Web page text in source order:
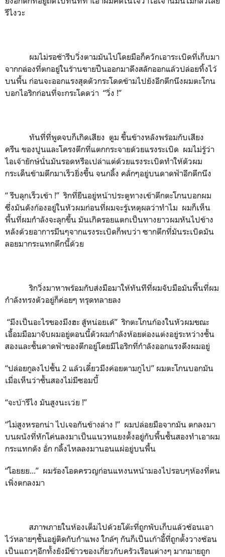
รึไงวะ
ผมไม่รอช้ารีบวิ่งตามมันไปโดยมือก็ควักเอาระเบิดที่เก็บมา
จากกล่องที่ตกอยู่ในร้านขายปืนออกมาดึงสลักออกแล้วปล่อยทิ้งไว้
บนพื้น ก่อนจะออกแรงสุดตัวกระโดดข้ามไปยังอีกตึกนึงผมตะโกน
บอกไอริกก่อนที่จะกระโดดว่า “วิ่ง !”
ทันที่ที่พูดจบก็เกิดเสียง ตูม ขึ้นข้างหลังพร้อมกับเสียง
ครืน ของปูนและโครงตึกที่แตกกระจายด้วยแรงระเบิด ผมไม่รู้ว่า
ไอเจ้ายักษ์นั่นมันรอดหรือเปล่าแต่ด้วยแรงระเบิดทำให้ตัวผม
กระเด็นข้ามตึกมาเร็วยิ่งขึ้น จนกลิ้ง คลั่กๆอยู่บนดาดฟ้าอีกตึกนึง
“ รีบลุกเร็วเข้า !” ริกที่ยืนอยู่หน้าประตูทางเข้าตึกตะโกนบอกผม
ซึ่งมันดังก้องอยู่ในหัวผมก่อนที่ผมจะรู้เหตุผลว่าทำไม ผมก็เห็น
พื้นที่ผมกำลังจะลุกขึ้น มันเกิดรอยแตกเป็นทางยาวผมหันไปข้าง
หลังด้วยอาการมึนๆจากแรงระเบิดก็พบว่า ซากตึกที่มันระเบิดมัน
ลอยมากระแทกตึกนี้ด้วย
ริกวิ่งมาหาพร้อมกับส่งมือมาให้ทันทีที่ผมจับมือมันพื้นที่ผม
กำลังทรงตัวอยู่ก็ค่อยๆ ทรุดทลายลง
“มึงเป็นอะไรของมึงฮะ สู้หน่อยเด้” ริกตะโกนก้องในหัวผมขณะ
เอื้อมมือมาจับผมอยู่ตอนนี้ตัวผมกำลังห้อยต่องแต่งอยู่ระหว่างชั้น
สองและชั้นดาดฟ้าของตึกอยู่โดยมีไอริกที่กำลังออกแรงดึงผมอยู่
“ปล่อยกูลงไปชั้น 2 แล้วเดี๋ยวมึงค่อยตามกูไป” ผมตะโกนบอกมัน
เมื่อเห็นว่าชั้นสองไม่มีซอมบี้
“จะบ้ารึไง มันสูงนะเว่ย !”
“ไม่สูงหรอกน่า ไปเจอกันข้างล่าง !” ผมปล่อยมือจากมัน ตกลงมา
บนผนังที่หักโค่นลงมาเป็นแนวทแยงตั้งอยู่กับพื้นชั้นสองทำเอาผม
กระแทกดัง อั่ก กลิ้งไหลลงมานอนแผ่อยู่บนพื้น
“โอยยย...” ผมร้องโอดครวญก่อนแหงนหน้ามองไปรอบๆห้องที่ตน
เพิ่งตกลงมา
สภาพภายในห้องเต็มไปด้วยโต๊ะที่ถูกพับเก็บแล้วซ้อนเอา
ไว้หลายๆชั้นอยู่ติดกับกำแพง ใกล้ๆ กันก็เป็นเก้าอี้ที่ถูกตั้งวางซ้อน
เป็นแถวๆอีกทั้งยังมีข้าวของเกี่ยวกับครัวเรือนต่างๆ มากมายถูก